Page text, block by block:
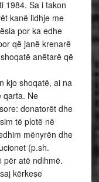
1984. Sa i takon
kanë lidhje me
por ka edhe
që janë krenarë
anëtarë që
kjo shoqatë, ai na
qarta. Ne
donatorët dhe
të plotë në
mënyrën dhe
(p.sh.
për atë ndihmë.
kërkese